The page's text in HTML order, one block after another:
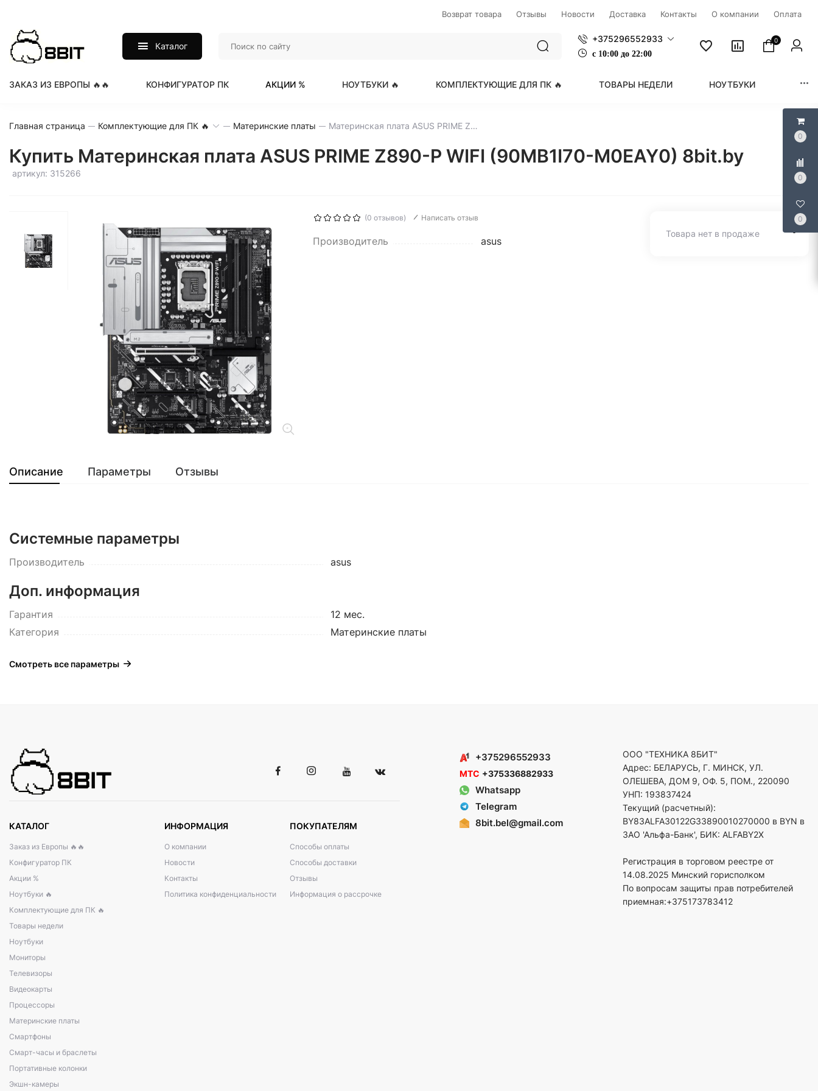
0
0
0
Возврат товара Отзывы Новости Доставка Контакты О компании Оплата
Каталог
+375296552933
с 1 0:00 до 22:00
0
ЗАКАЗ ИЗ ЕВРОПЫ 🔥🔥 КОНФИГУРАТОР ПК АКЦИИ % НОУТБУКИ 🔥 КОМПЛЕКТУЮЩИЕ ДЛЯ ПК 🔥 ТОВАРЫ НЕДЕЛИ НОУТБУКИ
Главная страница Комплектующие для ПК 🔥 Материнские платы Материнская плата ASUS PRIME Z890-P WIFI (90MB1I70-M0EAY0)
Купить Материнская плата ASUS PRIME Z890-P WIFI (90MB1I70-M0EAY0) 8bit.by
артикул: 315266
(0 отзывов) Написать отзыв
Производитель asus
Товара нет в продаже
Описание Параметры Отзывы
Системные параметры
Производитель asus
Доп. информация
Гарантия
12 мес.
Категория
Материнские платы
Смотреть все параметры
КАТАЛОГ
Заказ из Европы 🔥🔥
Конфигуратор ПК
Акции %
Ноутбуки 🔥
Комплектующие для ПК 🔥
Товары недели
Ноутбуки
Мониторы
Телевизоры
Видеокарты
Процессоры
Материнские платы
Смартфоны
Смарт-часы и браслеты
Портативные колонки
Экшн-камеры
ИНФОРМАЦИЯ
О компании
Новости
Контакты
Политика конфиденциальности
ПОКУПАТЕЛЯМ
Способы оплаты
Способы доставки
Отзывы
Информация о рассрочке
+375296552933
МТС +375336882933
Whatsapp
Telegram
8bit.bel@gmail.com
ООО "ТЕХНИКА 8БИТ"
Адрес: БЕЛАРУСЬ, Г. МИНСК, УЛ.
ОЛЕШЕВА, ДОМ 9, ОФ. 5, ПОМ., 220090
УНП: 193837424
Текущий (расчетный):
BY83ALFA30122G33890010270000 в BYN в
ЗАО 'Альфа-Банк', БИК: ALFABY2X
Регистрация в торговом реестре от
14.08.2025 Минский горисполком
По вопросам защиты прав потребителей
приемная:+375173783412